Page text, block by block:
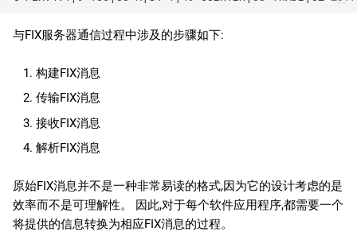
与FIX服务器通信过程中涉及的步骤如下:
构建FIX消息
传输FIX消息
接收FIX消息
解析FIX消息
原始FIX消息并不是一种非常易读的格式,因为它的设计考虑的是
效率而不是可理解性。 因此,对于每个软件应用程序,都需要一个
将提供的信息转换为相应FIX消息的过程。